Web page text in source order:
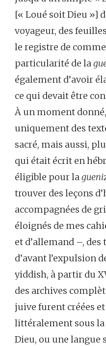
[« Loué soit Dieu »]
voyageur, des
le registre de
particularité de la
également d’avoir
ce qui devait être
À un moment donné,
uniquement des
sacré, mais aussi,
qui était écrit en
éligible pour la
trouver des leçons
accompagnées de
éloignés de mes
et d’allemand –,
d’avant l’expulsion
yiddish, à partir du
des archives
juive furent créées
littéralement sous la
Dieu, ou une langue